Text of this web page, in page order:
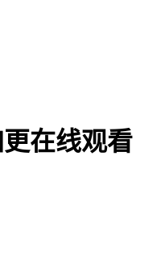
在线观看